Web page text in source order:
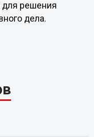
решения
дела.